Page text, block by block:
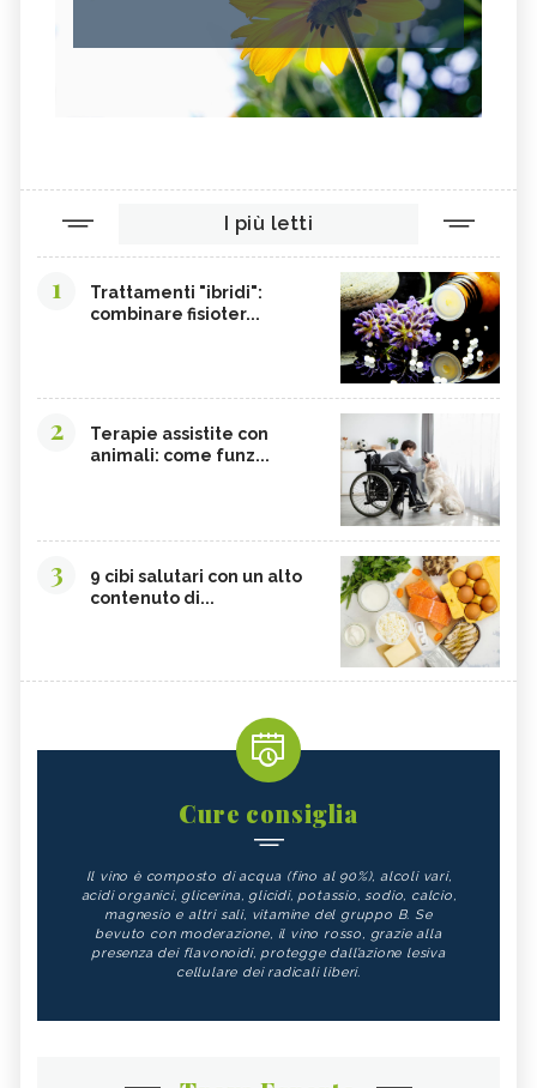
I più letti
1
Trattamenti "ibridi":
combinare fisioter...
2
Terapie assistite con
animali: come funz...
3
9 cibi salutari con un alto
contenuto di...
Cure consiglia
Il vino è composto di acqua (fino al 90%), alcoli vari,
acidi organici, glicerina, glicidi, potassio, sodio, calcio,
magnesio e altri sali, vitamine del gruppo B. Se
bevuto con moderazione, il vino rosso, grazie alla
presenza dei flavonoidi, protegge dall’azione lesiva
cellulare dei radicali liberi.